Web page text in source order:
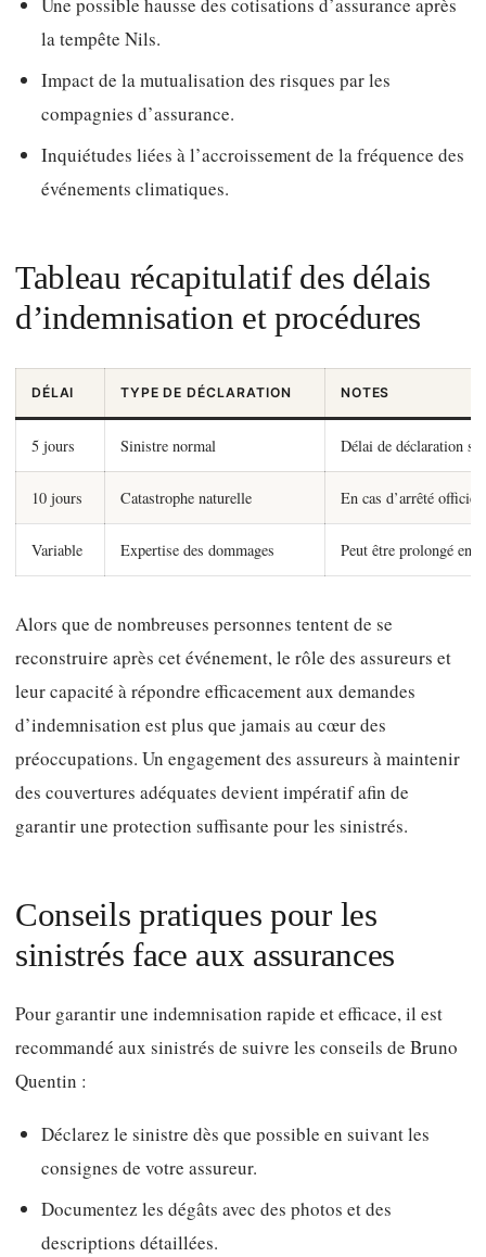
la tempête Nils.
Impact de la mutualisation des risques par les
compagnies d’assurance.
Inquiétudes liées à l’accroissement de la fréquence des
événements climatiques.
Tableau récapitulatif des délais
d’indemnisation et procédures
DÉLAI TYPE DE DÉCLARATION NOTES
5 jours Sinistre normal Délai de déclaration
10 jours Catastrophe naturelle En cas d’arrêté officiel.
Variable Expertise des dommages Peut être prolongé en
Alors que de nombreuses personnes tentent de se
reconstruire après cet événement, le rôle des assureurs et
leur capacité à répondre efficacement aux demandes
d’indemnisation est plus que jamais au cœur des
préoccupations. Un engagement des assureurs à maintenir
des couvertures adéquates devient impératif afin de
garantir une protection suffisante pour les sinistrés.
Conseils pratiques pour les
sinistrés face aux assurances
Pour garantir une indemnisation rapide et efficace, il est
recommandé aux sinistrés de suivre les conseils de Bruno
Quentin :
Déclarez le sinistre dès que possible en suivant les
consignes de votre assureur.
Documentez les dégâts avec des photos et des
descriptions détaillées.